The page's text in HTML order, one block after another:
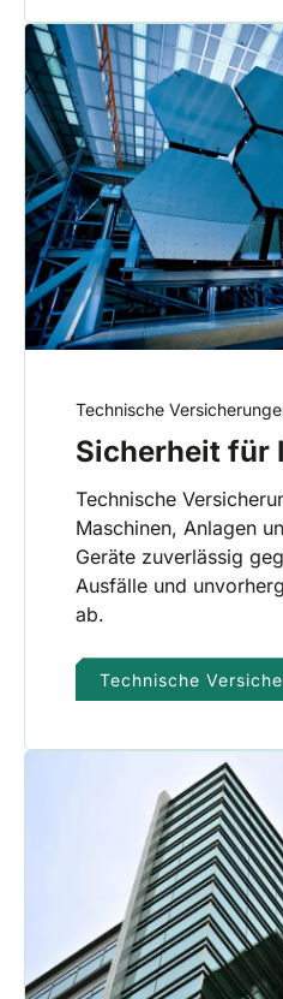
Technische
Sicherheit für
Technische
Maschinen, Anlagen
Geräte zuverlässig
Ausfälle und
ab.
Technische